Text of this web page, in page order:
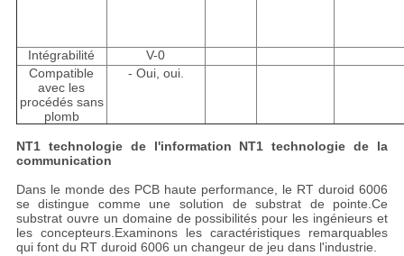
Intégrabilité
V-0
Compatible
avec les
procédés sans
plomb
- Oui, oui.
NT1 technologie de l'information NT1 technologie de la
communication
Dans le monde des PCB haute performance, le RT duroid 6006
se distingue comme une solution de substrat de pointe.Ce
substrat ouvre un domaine de possibilités pour les ingénieurs et
les concepteurs.Examinons les caractéristiques remarquables
qui font du RT duroid 6006 un changeur de jeu dans l'industrie.